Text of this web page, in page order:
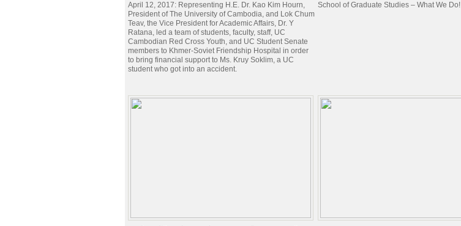
April 12, 2017: Representing H.E. Dr. Kao Kim Hourn,
President of The University of Cambodia, and Lok Chum
Teav, the Vice President for Academic Affairs, Dr. Y
Ratana, led a team of students, faculty, staff, UC
Cambodian Red Cross Youth, and UC Student Senate
members to Khmer-Soviet Friendship Hospital in order
to bring financial support to Ms. Kruy Soklim, a UC
student who got into an accident.
School of Graduate Studies – What We Do!